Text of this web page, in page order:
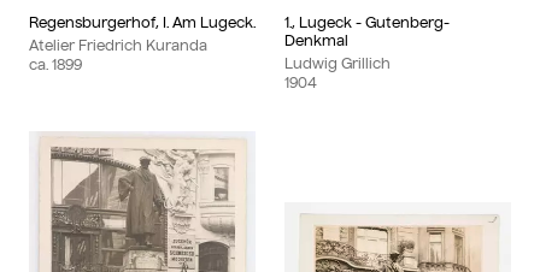
Regensburgerhof, I. Am Lugeck.
Atelier Friedrich Kuranda
ca. 1899
1., Lugeck - Gutenberg-
Denkmal
Ludwig Grillich
1904